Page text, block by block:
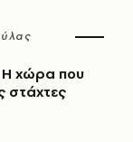
χώρα που
στάχτες